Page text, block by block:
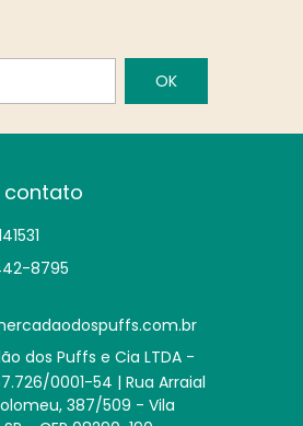
contato
8795
dos Puffs e Cia LTDA -
0001-54 | Rua Arraial
387/509 - Vila